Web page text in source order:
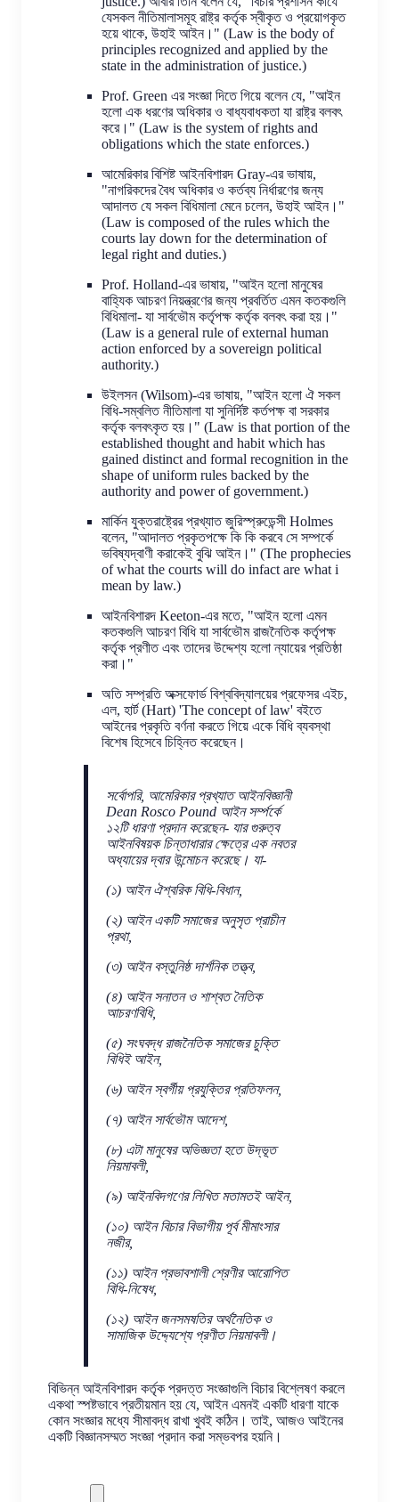
যেসকল নীতিমালাসমূহ রাষ্ট্র কর্তৃক স্বীকৃত ও প্রয়োগকৃত
হয়ে থাকে, উহাই আইন।" (Law is the body of
principles recognized and applied by the
state in the administration of justice.)
Prof. Green এর সংজ্ঞা দিতে গিয়ে বলেন যে, "আইন
হলো এক ধরণের অধিকার ও বাধ্যবাধকতা যা রাষ্ট্র বলবৎ
করে।" (Law is the system of rights and
obligations which the state enforces.)
আমেরিকার বিশিষ্ট আইনবিশারদ Gray-এর ভাষায়,
"নাগরিকদের বৈধ অধিকার ও কর্তব্য নির্ধারণের জন্য
আদালত যে সকল বিধিমালা মেনে চলেন, উহাই আইন।"
(Law is composed of the rules which the
courts lay down for the determination of
legal right and duties.)
Prof. Holland-এর ভাষায়, "আইন হলো মানুষের
বাহ্যিক আচরণ নিয়ন্ত্রণের জন্য প্রবর্তিত এমন কতকগুলি
বিধিমালা- যা সার্বভৌম কর্তৃপক্ষ কর্তৃক বলবৎ করা হয়।"
(Law is a general rule of external human
action enforced by a sovereign political
authority.)
উইলসন (Wilsom)-এর ভাষায়, "আইন হলো ঐ সকল
বিধি-সম্বলিত নীতিমালা যা সুনির্দিষ্ট কর্তপক্ষ বা সরকার
কর্তৃক বলবৎকৃত হয়।" (Law is that portion of the
established thought and habit which has
gained distinct and formal recognition in the
shape of uniform rules backed by the
authority and power of government.)
মার্কিন যুক্তরাষ্ট্রের প্রখ্যাত জুরিস্প্রুডেন্সী Holmes
বলেন, "আদালত প্রকৃতপক্ষে কি কি করবে সে সম্পর্কে
ভবিষ্যদ্বাণী করাকেই বুঝি আইন।" (The prophecies
of what the courts will do infact are what i
mean by law.)
আইনবিশারদ Keeton-এর মতে, "আইন হলো এমন
কতকগুলি আচরণ বিধি যা সার্বভৌম রাজনৈতিক কর্তৃপক্ষ
কর্তৃক প্রণীত এবং তাদের উদ্দেশ্য হলো ন্যায়ের প্রতিষ্ঠা
করা।"
অতি সম্প্রতি অক্সফোর্ড বিশ্ববিদ্যালয়ের প্রফেসর এইচ,
এল, হার্ট (Hart) 'The concept of law' বইতে
আইনের প্রকৃতি বর্ণনা করতে গিয়ে একে বিধি ব্যবস্থা
বিশেষ হিসেবে চিহ্নিত করেছেন।
সর্বোপরি, আমেরিকার প্রখ্যাত আইনবিজ্ঞানী
Dean Rosco Pound আইন সর্ম্পর্কে
১২টি ধারণা প্রদান করেছেন- যার গুরুত্ব
আইনবিষয়ক চিন্তাধারার ক্ষেত্রে এক নবতর
অধ্যায়ের দ্বার উন্মোচন করেছে। যা-
(১) আইন ঐশ্বরিক বিধি-বিধান,
(২) আইন একটি সমাজের অনুসৃত প্রাচীন
প্রথা,
(৩) আইন বস্তুনিষ্ঠ দার্শনিক তত্ত্ব,
(৪) আইন সনাতন ও শাশ্বত নৈতিক
আচরণবিধি,
(৫) সংঘবদ্ধ রাজনৈতিক সমাজের চুক্তি
বিধিই আইন,
(৬) আইন স্বর্গীয় প্রযুক্তির প্রতিফলন,
(৭) আইন সার্বভৌম আদেশ,
(৮) এটা মানুষের অভিজ্ঞতা হতে উদ্ভূত
নিয়মাবলী,
(৯) আইনবিদগণের লিখিত মতামতই আইন,
(১০) আইন বিচার বিভাগীয় পূর্ব মীমাংসার
নজীর,
(১১) আইন প্রভাবশালী শ্রেণীর আরোপিত
বিধি-নিষেধ,
(১২) আইন জনসমষতির অর্থনৈতিক ও
সামাজিক উদ্দ্যেশ্যে প্রণীত নিয়মাবলী।
বিভিন্ন আইনবিশারদ কর্তৃক প্রদত্ত সংজ্ঞাগুলি বিচার বিশ্লেষণ করলে
একথা স্পষ্টভাবে প্রতীয়মান হয় যে, আইন এমনই একটি ধারণা যাকে
কোন সংজ্ঞার মধ্যে সীমাবদ্ধ রাখা খুবই কঠিন। তাই, আজও আইনের
একটি বিজ্ঞানসম্মত সংজ্ঞা প্রদান করা সম্ভবপর হয়নি।